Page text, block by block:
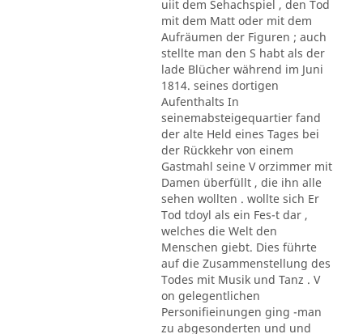
uiit dem Sehachspiel , den Tod
mit dem Matt oder mit dem
Aufräumen der Figuren ; auch
stellte man den S habt als der
lade Blücher während im Juni
1814. seines dortigen
Aufenthalts In
seinemabsteigequartier fand
der alte Held eines Tages bei
der Rückkehr von einem
Gastmahl seine V orzimmer mit
Damen überfüllt , die ihn alle
sehen wollten . wollte sich Er
Tod tdoyl als ein Fes-t dar ,
welches die Welt den
Menschen giebt. Dies führte
auf die Zusammenstellung des
Todes mit Musik und Tanz . V
on gelegentlichen
Personifieinungen ging -man
zu abgesonderten und und